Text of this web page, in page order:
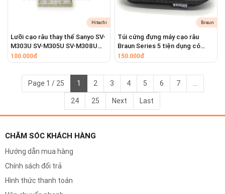
⚠️ CAM KẾT CHẤT LƯỢNG SẢN PHẨM ĐÚNG NHƯ MÔ TẢ
⚠️ ĐỔI TRẢ MIỄN PHÍ NẾU DO LỖI CỦA SHOP
Dịch vụ khác
Hitachi
Lưỡi cạo râu thay thế Sanyo SV-
M303U SV-M305U SV-M308U
SV-M730 SV-M701
100.000đ
Braun
Túi cứng đựng máy cạo râu
Braun Series 5 tiện dụng có
khóa kéo mang theo du lịch
150.000đ
Page 1 / 25 1 2 3 4 5 6 7
24 25 Next Last
CHĂM SÓC KHÁCH HÀNG
Hướng dẫn mua hàng
Chính sách đổi trả
Hình thức thanh toán